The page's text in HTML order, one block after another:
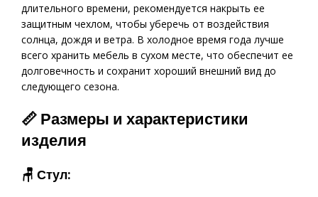
длительного времени, рекомендуется накрыть ее
защитным чехлом, чтобы уберечь от воздействия
солнца, дождя и ветра. В холодное время года лучше
всего хранить мебель в сухом месте, что обеспечит ее
долговечность и сохранит хороший внешний вид до
следующего сезона.
📏 Размеры и характеристики
изделия
🪑 Стул: